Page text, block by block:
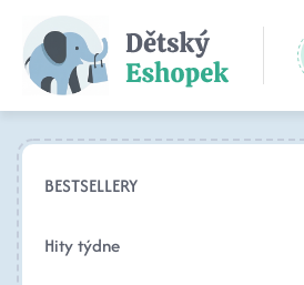
BESTSELLERY
Hity týdne